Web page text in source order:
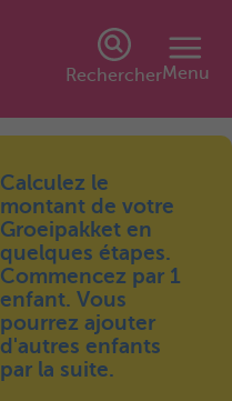
RechercherMenu
Calculez le
montant de votre
Groeipakket en
quelques étapes.
Commencez par 1
enfant. Vous
pourrez ajouter
d'autres enfants
par la suite.